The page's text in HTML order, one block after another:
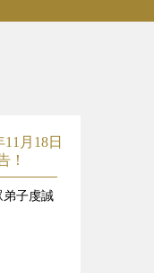
月18日
！
弟子虔誠